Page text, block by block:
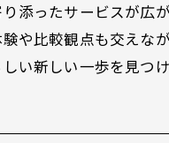
添ったサービスが広
や比較観点も交え
い新しい一歩を見つけ